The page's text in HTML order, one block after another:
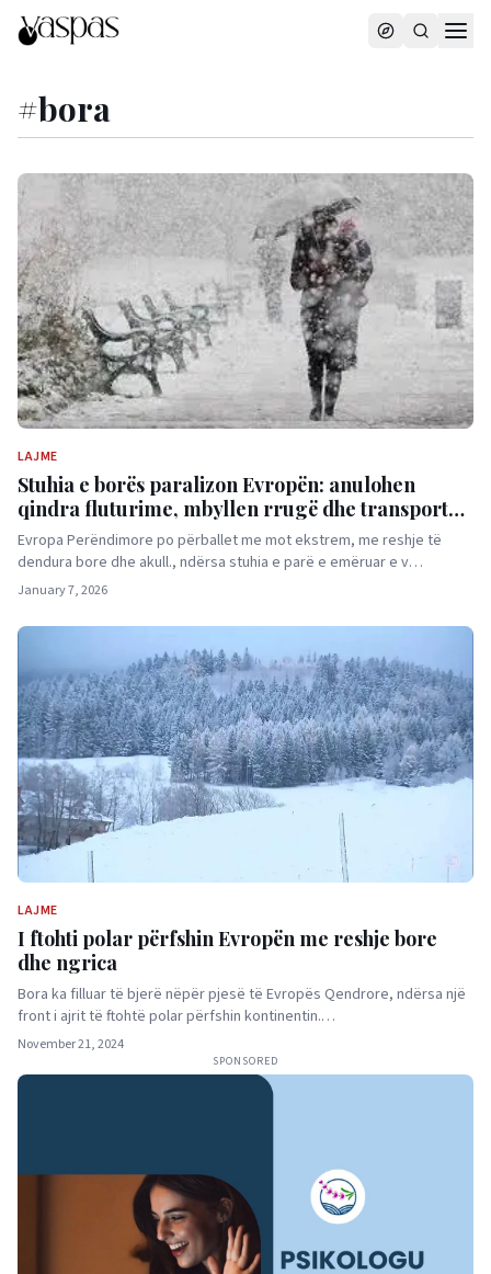
#bora
LAJME
Stuhia e borës paralizon Evropën: anulohen
qindra fluturime, mbyllen rrugë dhe transport
publik
Evropa Perëndimore po përballet me mot ekstrem, me reshje të
dendura bore dhe akull., ndërsa stuhia e parë e emëruar e v…
January 7, 2026
LAJME
I ftohti polar përfshin Evropën me reshje bore
dhe ngrica
Bora ka filluar të bjerë nëpër pjesë të Evropës Qendrore, ndërsa një
front i ajrit të ftohtë polar përfshin kontinentin.…
November 21, 2024
SPONSORED